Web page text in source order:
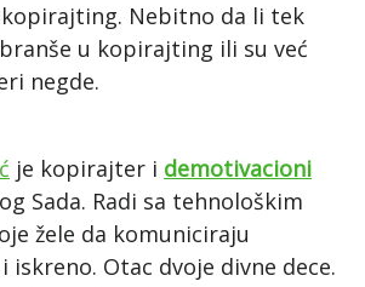
kopirajting. Nebitno da li tek
u kopirajting ili su već
negde.
je kopirajter i demotivacioni
Sada. Radi sa tehnološkim
žele da komuniciraju
iskreno. Otac dvoje divne dece.